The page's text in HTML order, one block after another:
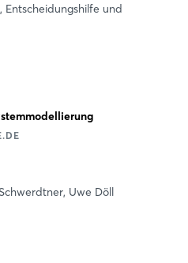
Entscheidungshilfe und
Uwe Döll
angemeldet?